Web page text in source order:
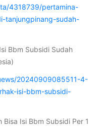
4318739/pertamina-
tanjungpinang-sudah-
Bbm Subsidi Sudah
20240909085511-4-
isi-bbm-subsidi-
Isi Bbm Subsidi Per 1